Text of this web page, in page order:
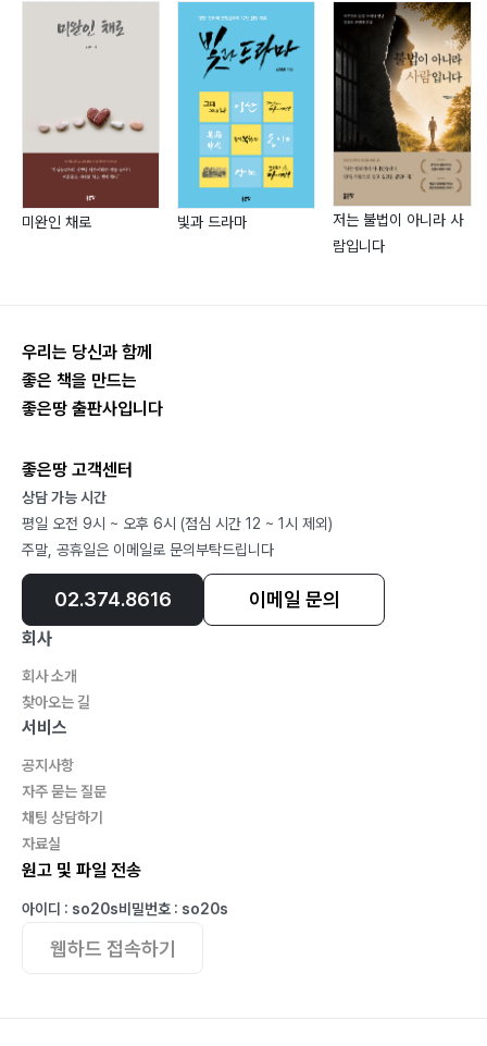
햇빛 속에서... _午月 / 62
아빠와 아들이 목욕 가는 모습을 보면서 _동대문 댁 / 63
우리를 위하여 기도해 주세요 _午月 / 65
나는 누구인가? _익명의 알코올중독자 / 66
낮에 나온 반달 _午月 / 68
내 마음을 본 후... _인상파 / 69
하나님의 도구일 뿐인데 _午月 / 71
단순한 직관의 미묘함 _회정인 / 72
함께라는 것 _익명 / 79
하나님이 함께하기에... _午月 / 81
부모 역할, 어떻게 하나 Ⅰ _구자경 / 82
열매로 그 나무를 안다 _午月 / 87
부모 역할, 어떻게 하나 Ⅱ _구자경 / 88
카멜레온??? _영주 정 / 90
지난 한 해 감사합니다 _午月 / 93
여기까지 _차카게 살자 / 94
part 3 - 2005
나의 부족함을 시인합니다 _午月 / 102
홍숙 / 103
제18차 마음보기를 다녀와서 _맛탕 돌쇠 / 105
포항 벧엘교회 성도님들의 기도의 능력을 믿습니다 _午
月 / 109
미국DAYTOP연수를 다녀와서 _익명 / 110
회정인과 함께하는 우리 시대 성(性) 두번째 이야기 _김
미완인 채로 빛과 드라마
저는 불법이 아니라 사
람입니다
우리는 당신과 함께
좋은 책을 만드는
좋은땅 출판사입니다
좋은땅 고객센터
상담 가능 시간
평일 오전 9시 ~ 오후 6시 (점심 시간 12 ~ 1시 제외)
주말, 공휴일은 이메일로 문의부탁드립니다
02.374.8616 이메일 문의
회사
회사 소개
찾아오는 길
서비스
공지사항
자주 묻는 질문
채팅 상담하기
자료실
원고 및 파일 전송
아이디 : so20s비밀번호 : so20s
웹하드 접속하기